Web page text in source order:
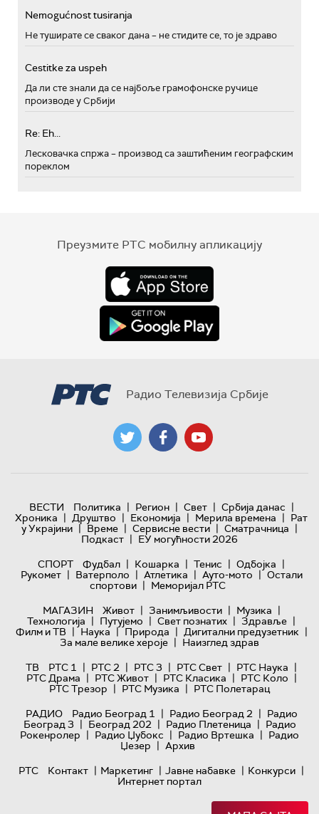
Nemogućnost tusiranja
Не туширате се сваког дана – не стидите се, то је здраво
Cestitke za uspeh
Да ли сте знали да се најбоље грамофонске ручице
производе у Србији
Re: Eh...
Лесковачка спржа – производ са заштићеним географским
пореклом
Преузмите РТС мобилну апликацију
Радио Телевизија Србије
ВЕСТИ Политика | Регион | Свет | Србија данас |
Хроника | Друштво | Економија | Мерила времена | Рат
у Украјини | Време | Сервисне вести | Сматрачница |
Подкаст | ЕУ могућности 2026
СПОРТ
Фудбал | Кошарка | Тенис | Одбојка |
Рукомет | Ватерполо | Атлетика | Ауто-мото | Остали
спортови | Меморијал РТС
МАГАЗИН
Живот | Занимљивости | Музика |
Технологијa | Путујемо | Свет познатих | Здравље |
Филм и ТВ | Наука | Природа | Дигитални предузетник |
За мале велике хероје | Наизглед здрав
ТВ
РТС 1 | РТС 2 | РТС 3 | РТС Свет | РТС Наука |
РТС Драма | РТС Живот | РТС Класика | РТС Коло |
РТС Трезор | РТС Музика | РТС Полетарац
РАДИО
Радио Београд 1 | Радио Београд 2 | Радио
Београд 3 | Београд 202 | Радио Плетеница | Радио
Рокенролер | Радио Џубокс | Радио Вртешка | Радио
Џезер | Архив
РТС
Контакт | Маркетинг | Јавне набавке | Конкурси |
Интернет портал